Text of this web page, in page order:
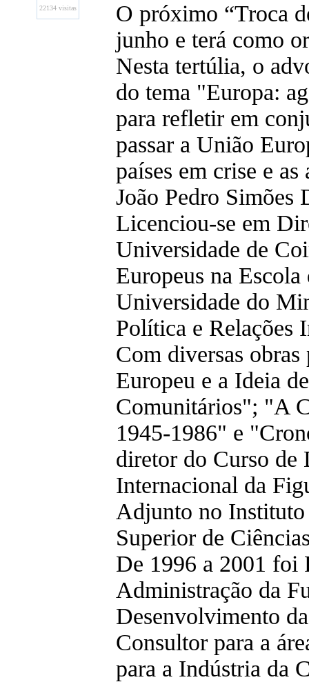
22134 visitas
O próximo “Troca
junho e terá como
Nesta tertúlia, o
do tema "Europa:
para refletir em
passar a União
países em crise e
João Pedro Simões
Licenciou-se em
Universidade de
Europeus na
Universidade do
Política e Relações
Com diversas
Europeu e a Ideia
Comunitários"; "A
1945-1986" e
diretor do Curso de
Internacional da
Adjunto no
Superior de
De 1996 a 2001 foi
Administração da
Desenvolvimento
Consultor para a
para a Indústria da